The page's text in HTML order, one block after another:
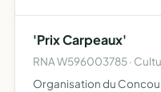
'Prix Carpeaux'
RNA W596003785 ·
Organisation du